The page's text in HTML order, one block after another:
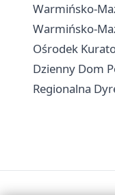
Warmińsko-
Warmińsko-
Ośrodek
Dzienny Dom
Regionalna